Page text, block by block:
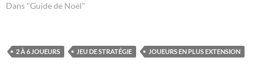
Dans "Guide de Noël"
2 À 6 JOUEURS JEU DE STRATÉGIE JOUEURS EN PLUS EXTENSION